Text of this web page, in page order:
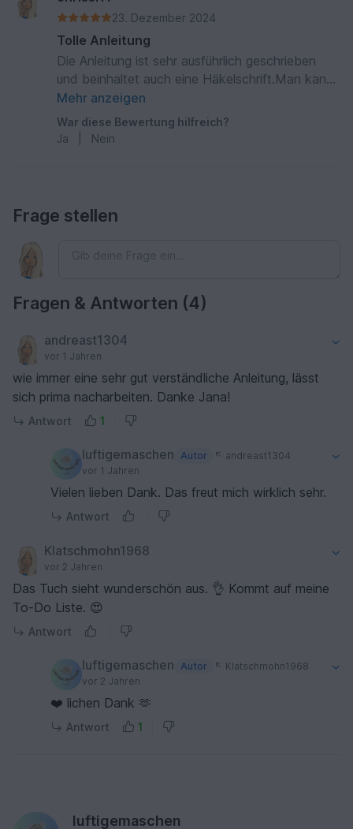
23. Dezember 2024
Tolle Anleitung
Die Anleitung ist sehr ausführlich geschrieben
und beinhaltet auch eine Häkelschrift.Man kann
sich das Muster schnell merken,deshalb finde
ich es fernsehtauglich.Das Endprodukt ist
wunderschön geworden.Vielen Dank
Mehr anzeigen
War diese Bewertung hilfreich?
Ja
Nein
Frage stellen
Fragen & Antworten (4)
andreast1304
vor 1 Jahren
wie immer eine sehr gut verständliche Anleitung, lässt
sich prima nacharbeiten. Danke Jana!
Antwort 1
luftigemaschen Autor
andreast1304
vor 1 Jahren
Vielen lieben Dank. Das freut mich wirklich sehr.
Antwort
Klatschmohn1968
vor 2 Jahren
Das Tuch sieht wunderschön aus. 👌 Kommt auf meine
To-Do Liste. 😍
Antwort
luftigemaschen Autor
Klatschmohn1968
vor 2 Jahren
❤️ lichen Dank 🫶
Antwort 1
luftigemaschen